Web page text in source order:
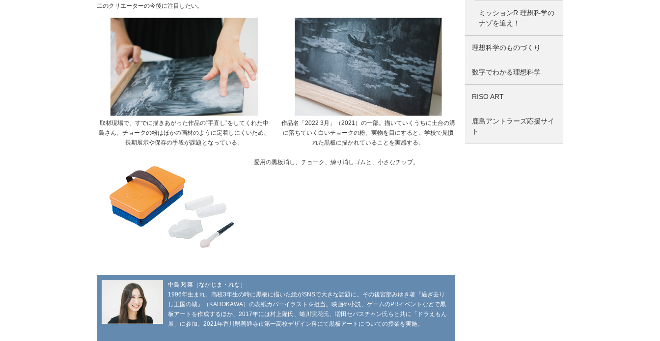
二のクリエーターの今後に注目したい。
取材現場で、すでに描きあがった作品の“手直し”をしてくれた中
島さん。チョークの粉はほかの画材のように定着しにくいため、
長期展示や保存の手段が課題となっている。
作品名「2022 3月」（2021）の一部。描いていくうちに土台の溝
に落ちていく白いチョークの粉。実物を目にすると、学校で見慣
れた黒板に描かれていることを実感する。
愛用の黒板消し、チョーク、練り消しゴムと、小さなチップ。
中島 玲菜（なかじま・れな）
1996年生まれ。高校3年生の時に黒板に描いた絵がSNSで大きな話題に。その後宮部みゆき著『過ぎ去り
し王国の城』（KADOKAWA）の表紙カバーイラストを担当。映画や小説、ゲームのPRイベントなどで黒
板アートを作成するほか、2017年には村上隆氏、蜷川実花氏、増田セバスチャン氏らと共に「ドラえもん
展」に参加。2021年香川県善通寺市第一高校デザイン科にて黒板アートについての授業を実施。
ミッションR 理想科学の
ナゾを追え！
理想科学のものづくり
数字でわかる理想科学
RISO ART
鹿島アントラーズ応援サイ
ト